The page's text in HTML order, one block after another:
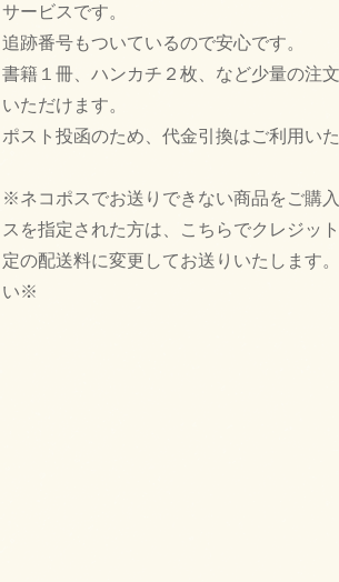
サービスです。
追跡番号もついているので安心です。
書籍１冊、ハンカチ２枚、など少量の注
いただけます。
ポスト投函のため、代金引換はご利用いた
※ネコポスでお送りできない商品をご購
スを指定された方は、こちらでクレジッ
定の配送料に変更してお送りいたします
い※